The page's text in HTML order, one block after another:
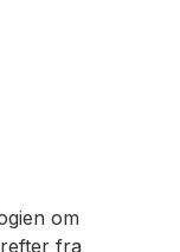
om
fra